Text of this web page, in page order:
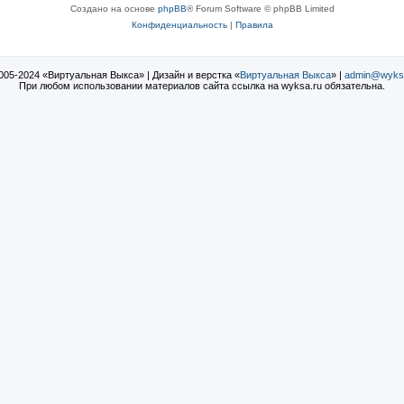
Создано на основе phpBB® Forum Software © phpBB Limited
Конфиденциальность| Правила
2024 «Виртуальная Выкса» | Дизайн и верстка «Виртуальная Выкса» |
При любом использовании материалов сайта ссылка на wyksa.ru обязательна.